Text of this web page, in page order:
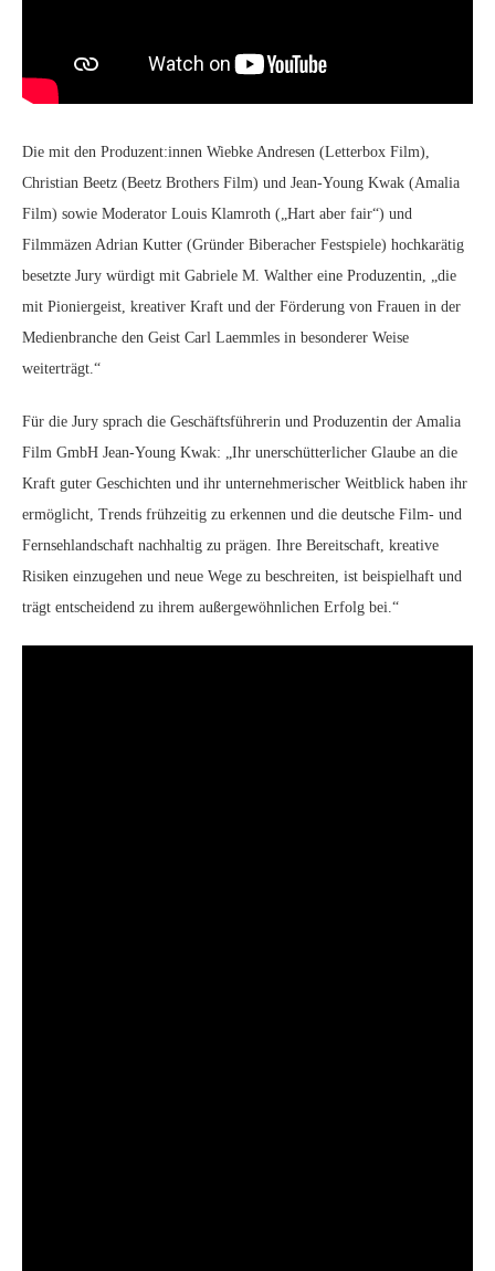
Die mit den Produzent:innen Wiebke Andresen (Letterbox Film),
Christian Beetz (Beetz Brothers Film) und Jean-Young Kwak (Amalia
Film) sowie Moderator Louis Klamroth („Hart aber fair“) und
Filmmäzen Adrian Kutter (Gründer Biberacher Festspiele) hochkarätig
besetzte Jury würdigt mit Gabriele M. Walther eine Produzentin, „die
mit Pioniergeist, kreativer Kraft und der Förderung von Frauen in der
Medienbranche den Geist Carl Laemmles in besonderer Weise
weiterträgt.“
Für die Jury sprach die Geschäftsführerin und Produzentin der Amalia
Film GmbH Jean-Young Kwak: „Ihr unerschütterlicher Glaube an die
Kraft guter Geschichten und ihr unternehmerischer Weitblick haben ihr
ermöglicht, Trends frühzeitig zu erkennen und die deutsche Film- und
Fernsehlandschaft nachhaltig zu prägen. Ihre Bereitschaft, kreative
Risiken einzugehen und neue Wege zu beschreiten, ist beispielhaft und
trägt entscheidend zu ihrem außergewöhnlichen Erfolg bei.“